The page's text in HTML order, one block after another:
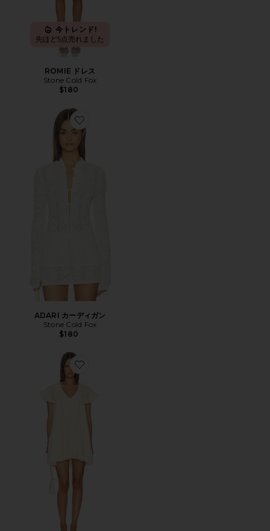
今トレンド!
先ほど5点売れました
ROMIE ドレス
Stone Cold Fox
$180
Favorite ADARI カーディガン
ADARI カーディガン
Stone Cold Fox
$180
Favorite CLARIE ドレス